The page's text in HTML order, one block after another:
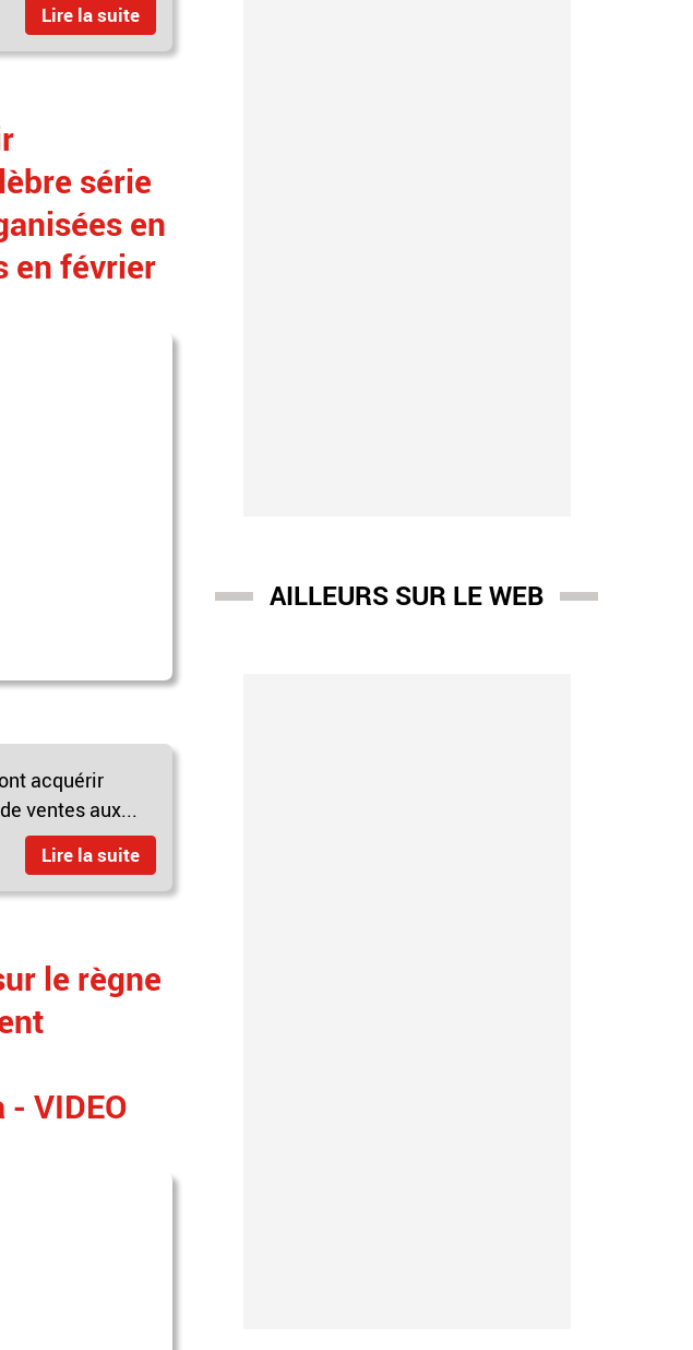
Lire la suite
série
en
en février
acquérir
ventes aux...
Lire la suite
le règne
VIDEO
AILLEURS SUR LE WEB